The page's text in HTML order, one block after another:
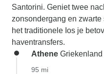
Santorini. Geniet twee
zonsondergang en
het traditionele Ios je
haventransfers.
Athene Griekenland
95 mi